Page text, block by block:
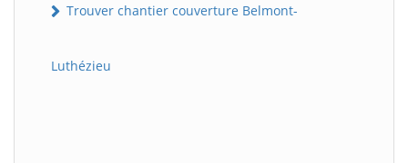
Trouver chantier couverture Belmont-
Luthézieu